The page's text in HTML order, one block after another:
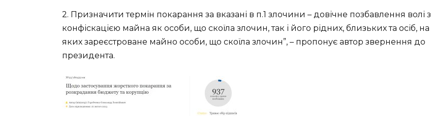
2. Призначити термін покарання за вказані в п.1 злочини – довічне позбавлення волі з
конфіскацією майна як особи, що скоїла злочин, так і його рідних, близьких та осіб, на
яких зареєстроване майно особи, що скоїла злочин”, – пропонує автор звернення до
президента.